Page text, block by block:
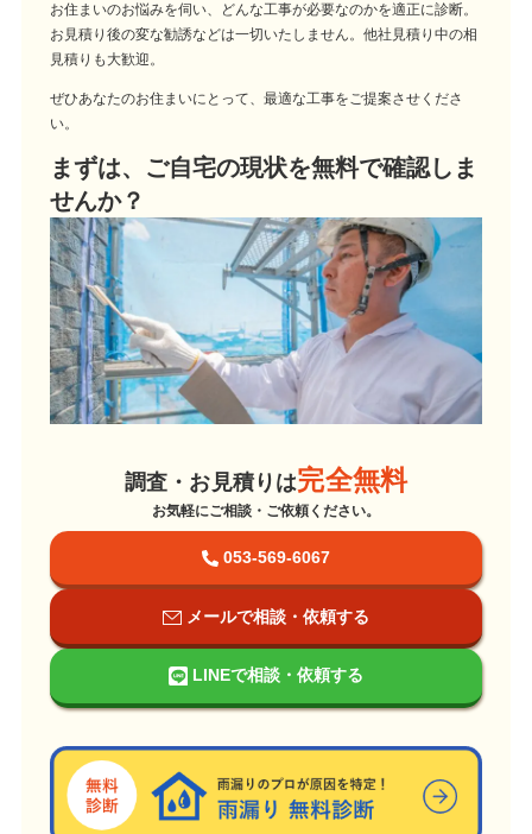
お住まいのお悩みを伺い、どんな工事が必要なのかを適正に診断。
お見積り後の変な勧誘などは一切いたしません。他社見積り中の相
見積りも大歓迎。
ぜひあなたのお住まいにとって、最適な工事をご提案させくださ
い。
まずは、ご自宅の現状を無料で確認しま
せんか？
調査・お見積りは完全無料
お気軽にご相談・ご依頼ください。
053-569-6067
メールで相談・依頼する
LINEで相談・依頼する